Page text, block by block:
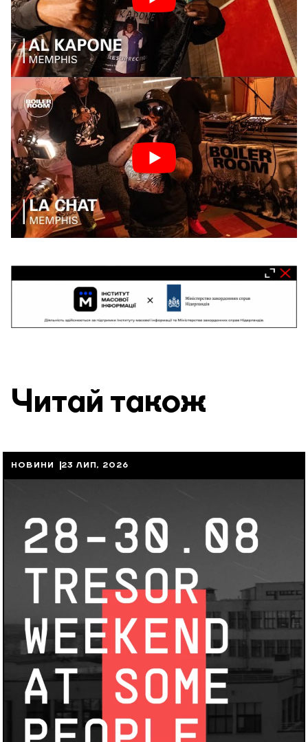
Читай також
НОВИНИ 23 ЛИП, 2026